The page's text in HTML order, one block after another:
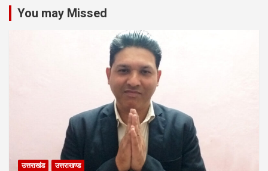
You may Missed
उत्तराखंड उत्तराखण्ड